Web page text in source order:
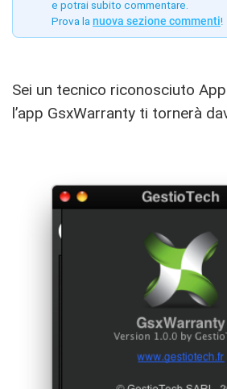
e potrai subito commentare.
Prova la nuova sezione commenti!
Sei un tecnico riconosciuto
l’app GsxWarranty ti tornerà